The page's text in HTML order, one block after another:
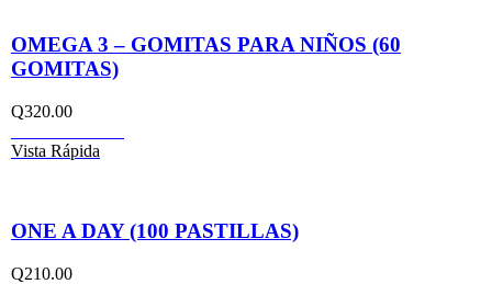
OMEGA 3 – GOMITAS PARA NIÑOS (60
GOMITAS)
Q320.00
Vista Rápida
ONE A DAY (100 PASTILLAS)
Q210.00